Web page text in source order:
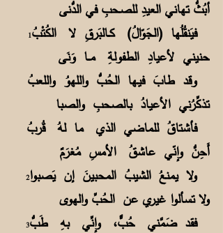
أبُثُّ تهاني العيدِ للصـحبِ في الدُّنى
فيَنقُلُها (الجَوّالُ) كــالبَرقِ لا الكُتْبُ1
حنيني لأعيادِ الطفولةِ مـــا وَنَى
وقد طابَ فيـها الحُبُّ واللهوُ واللعبُ
تذكِّرُني الأعيادُ بالصحبِ والصبا
فأشتاقُ للماضي الذي ما لهُ قُربُ
أَحِنُّ وإنّي عاشقُ الأمسِ مُغرَمٌ
ولا يمنعُ الشيبُ المحبينَ إن يَصبوا2
ولا تسألوا غيري عن الحُبِّ والهوى
فقد ضَمَّني حُبٌّ، وإنِّي بهِ طَبُّ3